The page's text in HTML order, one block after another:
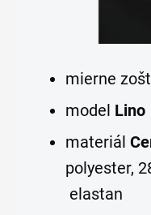
mierne
model Lino
materiál
polyester,
elastan